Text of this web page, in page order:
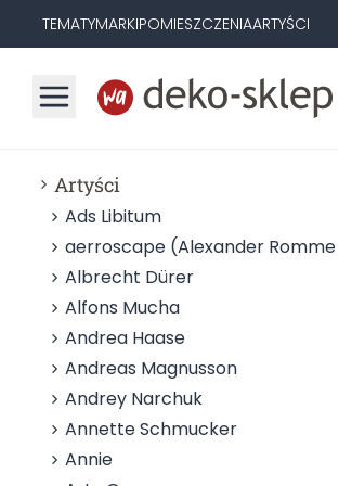
TEMATYMARKIPOMIESZCZENIAARTYŚCI
Artyści
Ads Libitum
aerroscape (Alexander Rommel)
Albrecht Dürer
Alfons Mucha
Andrea Haase
Andreas Magnusson
Andrey Narchuk
Annette Schmucker
Annie